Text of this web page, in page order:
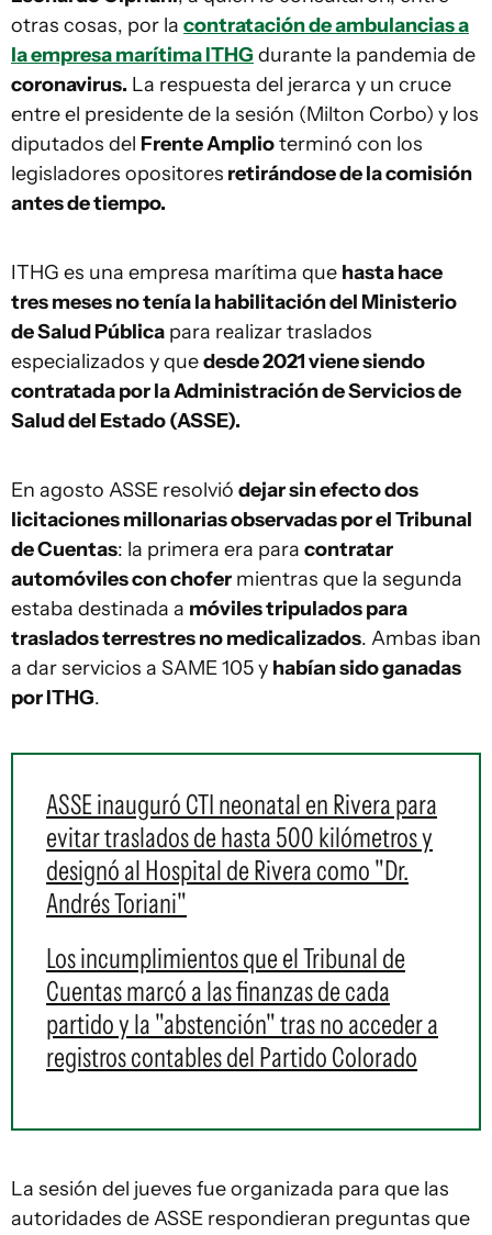
otras cosas, por la contratación de ambulancias a
la empresa marítima ITHG durante la pandemia de
coronavirus. La respuesta del jerarca y un cruce
entre el presidente de la sesión (Milton Corbo) y los
diputados del Frente Amplioterminó con los
legisladores opositores retirándose de la comisión
antes de tiempo.
ITHG es una empresa marítima que hasta hace
tres meses no tenía la habilitación del Ministerio
de Salud Pública para realizar traslados
especializados y quedesde 2021 viene siendo
contratada por la Administración de Servicios de
Salud del Estado (ASSE).
En agosto ASSE resolvió dejar sin efecto dos
licitaciones millonarias observadas por el Tribunal
de Cuentas: la primera era para contratar
automóviles con chofer mientras que la segunda
estaba destinada a móviles tripulados para
traslados terrestres no medicalizados. Ambas iban
a dar servicios a SAME 105 y habían sido ganadas
por ITHG.
ASSE inauguró CTI neonatal en Rivera para
evitar traslados de hasta 500 kilómetros y
designó al Hospital de Rivera como "Dr.
Andrés Toriani"
Los incumplimientos que el Tribunal de
Cuentas marcó a las finanzas de cada
partido y la "abstención" tras no acceder a
registros contables del Partido Colorado
La sesión del jueves fue organizada para que las
autoridades de ASSE respondieran preguntas que